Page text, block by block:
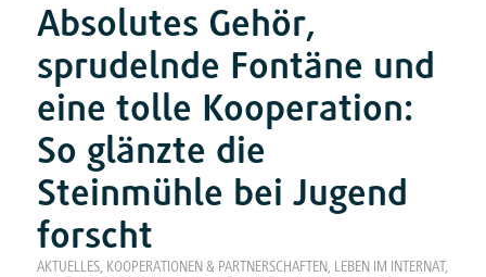
Absolutes Gehör,
sprudelnde Fontäne und
eine tolle Kooperation:
So glänzte die
Steinmühle bei Jugend
forscht
AKTUELLES, KOOPERATIONEN & PARTNERSCHAFTEN, LEBEN IM INTERNAT,